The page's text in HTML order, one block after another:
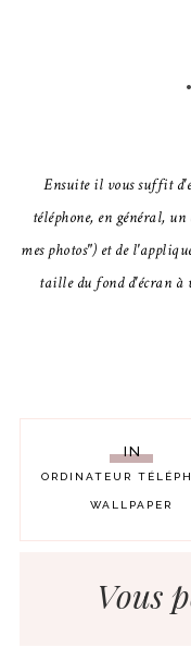
•
Ensuite il vous suffit
téléphone, en général,
mes photos") et de
taille du fond d'écran à
IN
ORDINATEUR
WALLPAPER
Vous